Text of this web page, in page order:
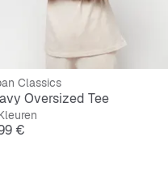
Classics
Oversized Tee
€